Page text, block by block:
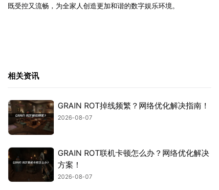
既受控又流畅，为全家人创造更加和谐的数字娱乐环境。
相关资讯
GRAIN ROT掉线频繁？网络优化解决指南！
2026-08-07
GRAIN ROT联机卡顿怎么办？网络优化解决
方案！
2026-08-07